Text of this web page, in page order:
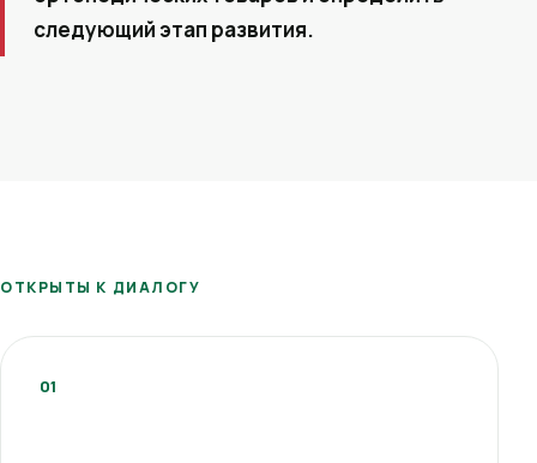
следующий этап развития.
ОТКРЫТЫ К ДИАЛОГУ
01